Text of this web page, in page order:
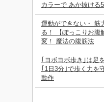
カラーで あか抜ける
運動ができない・ 筋
る！ 【ぽっこりお腹
変！ 魔法の腹筋法
｢ヨボヨボ歩き｣は足
｢1日3分｣で歩く力
動作